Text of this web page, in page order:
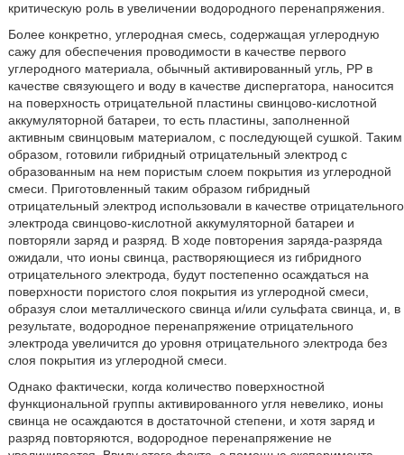
критическую роль в увеличении водородного перенапряжения.
Более конкретно, углеродная смесь, содержащая углеродную
сажу для обеспечения проводимости в качестве первого
углеродного материала, обычный активированный угль, РР в
качестве связующего и воду в качестве диспергатора, наносится
на поверхность отрицательной пластины свинцово-кислотной
аккумуляторной батареи, то есть пластины, заполненной
активным свинцовым материалом, с последующей сушкой. Таким
образом, готовили гибридный отрицательный электрод с
образованным на нем пористым слоем покрытия из углеродной
смеси. Приготовленный таким образом гибридный
отрицательный электрод использовали в качестве отрицательного
электрода свинцово-кислотной аккумуляторной батареи и
повторяли заряд и разряд. В ходе повторения заряда-разряда
ожидали, что ионы свинца, растворяющиеся из гибридного
отрицательного электрода, будут постепенно осаждаться на
поверхности пористого слоя покрытия из углеродной смеси,
образуя слои металлического свинца и/или сульфата свинца, и, в
результате, водородное перенапряжение отрицательного
электрода увеличится до уровня отрицательного электрода без
слоя покрытия из углеродной смеси.
Однако фактически, когда количество поверхностной
функциональной группы активированного угля невелико, ионы
свинца не осаждаются в достаточной степени, и хотя заряд и
разряд повторяются, водородное перенапряжение не